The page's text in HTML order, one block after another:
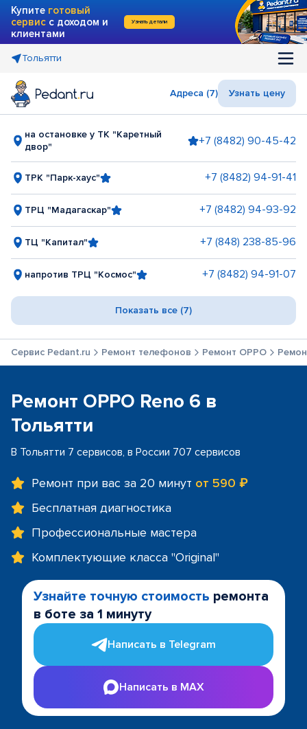
Купите готовый
сервис с доходом и
клиентами
Узнать детали
Тольятти
Адреса (7) Узнать цену
на остановке у ТК "Каретный
двор"
+7 (8482) 90-45-42
ТРК "Парк-хаус" +7 (8482) 94-91-41
ТРЦ "Мадагаскар" +7 (8482) 94-93-92
ТЦ "Капитал" +7 (848) 238-85-96
напротив ТРЦ "Космос" +7 (8482) 94-91-07
Показать все (7)
Сервис Pedant.ru Ремонт телефонов Ремонт OPPO
Ремонт OPPO Reno 6 в
Тольятти
В Тольятти 7 сервисов, в России 707 сервисов
Ремонт при вас за 20 минут от 590 ₽
Бесплатная диагностика
Профессиональные мастера
Комплектующие класса "Original"
Узнайте точную стоимость ремонта
в боте за 1 минуту
Написать в Telegram
Написать в MAX